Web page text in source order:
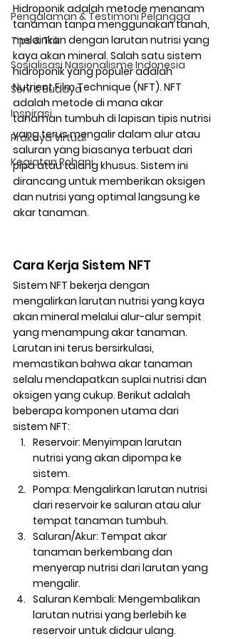
Pengalaman & Testimoni Pelangga
Tips & Trik
Sosialisasi Nasionalisme Indonesia
Seni & Budaya
Inspirasi
Prakaya Virtual
Kegiatan Rohani
Hidroponik adalah metode menanam
tanaman tanpa menggunakan tanah,
melainkan dengan larutan nutrisi yang
kaya akan mineral. Salah satu sistem
hidroponik yang populer adalah
Nutrient Film Technique (NFT). NFT
adalah metode di mana akar
tanaman tumbuh di lapisan tipis nutrisi
yang terus mengalir dalam alur atau
saluran yang biasanya terbuat dari
pipa atau talang khusus. Sistem ini
dirancang untuk memberikan oksigen
dan nutrisi yang optimal langsung ke
akar tanaman.
Cara Kerja Sistem NFT
Sistem NFT bekerja dengan
mengalirkan larutan nutrisi yang kaya
akan mineral melalui alur-alur sempit
yang menampung akar tanaman.
Larutan ini terus bersirkulasi,
memastikan bahwa akar tanaman
selalu mendapatkan suplai nutrisi dan
oksigen yang cukup. Berikut adalah
beberapa komponen utama dari
sistem NFT:
Reservoir: Menyimpan larutan
nutrisi yang akan dipompa ke
sistem.
Pompa: Mengalirkan larutan nutrisi
dari reservoir ke saluran atau alur
tempat tanaman tumbuh.
Saluran/Akur: Tempat akar
tanaman berkembang dan
menyerap nutrisi dari larutan yang
mengalir.
Saluran Kembali: Mengembalikan
larutan nutrisi yang berlebih ke
reservoir untuk didaur ulang.